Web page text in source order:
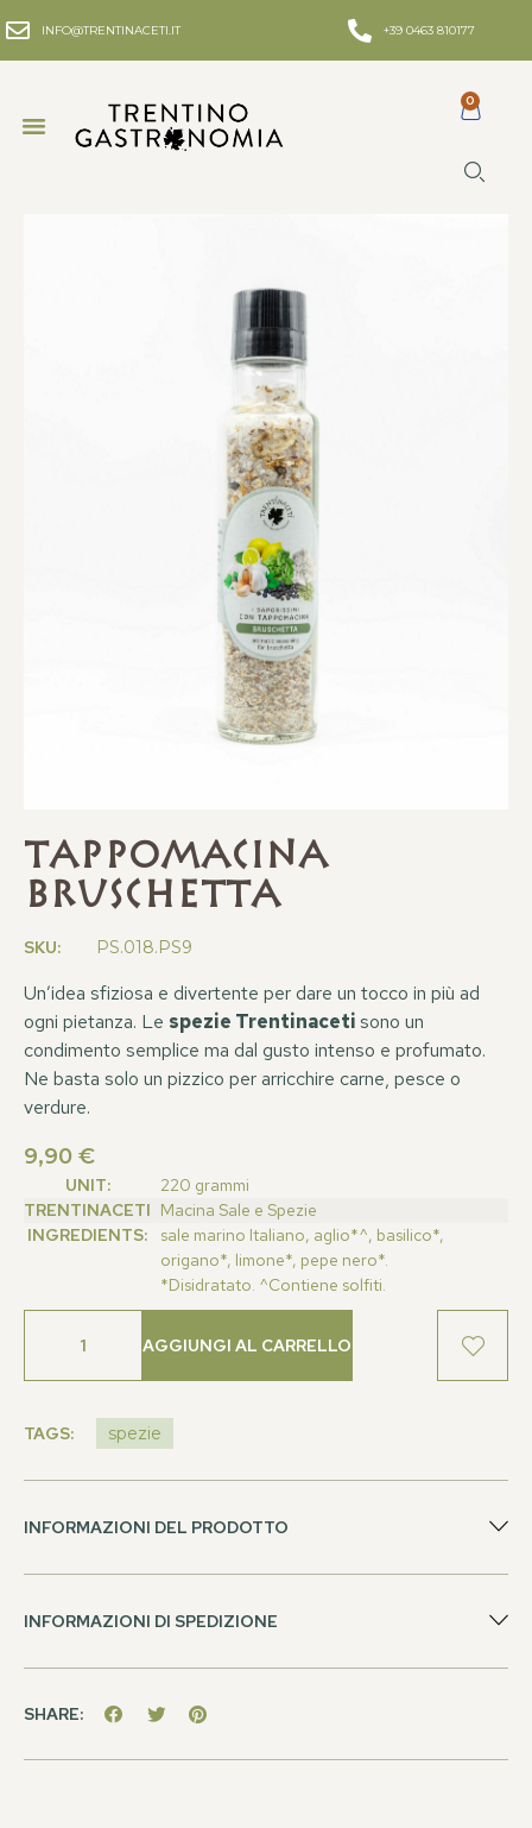
INFO@TRENTINACETI.IT +39 0463 810177
0
Tappomacina
Bruschetta
SKU: PS.018.PS9
Un’idea sfiziosa e divertente per dare un tocco in più ad
ogni pietanza. Le spezie Trentinacetisono un
condimento semplice ma dal gusto intenso e profumato.
Ne basta solo un pizzico per arricchire carne, pesce o
verdure.
9,90 €
UNIT:
220 grammi
TRENTINACETI Macina Sale e Spezie
INGREDIENTS:
sale marino Italiano, aglio*^, basilico*,
origano*, limone*, pepe nero*.
*Disidratato. ^Contiene solfiti.
AGGIUNGI AL CARRELLO
TAGS: spezie
INFORMAZIONI DEL PRODOTTO
INFORMAZIONI DI SPEDIZIONE
SHARE: